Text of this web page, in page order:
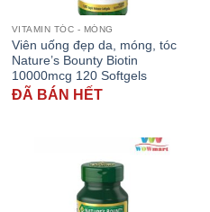
VITAMIN TÓC - MÓNG
Viên uống đẹp da, móng, tóc
Nature’s Bounty Biotin
10000mcg 120 Softgels
ĐÃ BÁN HẾT